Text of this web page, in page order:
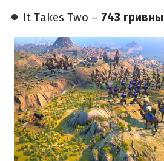
It Takes Two – 743